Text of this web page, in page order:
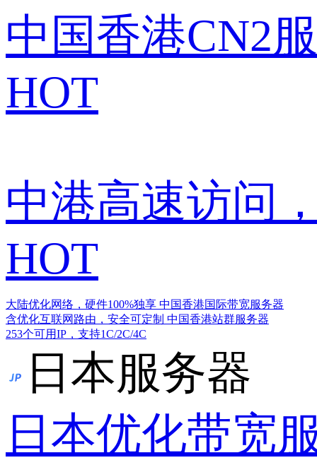
中国香港CN2
HOT
中港高速访问
HOT
大陆优化网络，硬件100%独享 中国香港国际带宽服务器
含优化互联网路由，安全可定制 中国香港站群服务器
253个可用IP，支持1C/2C/4C
日本服务器
日本优化带宽